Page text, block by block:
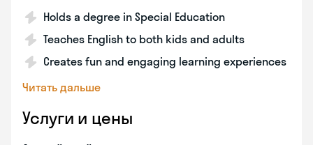
Holds a degree in Special Education
Teaches English to both kids and adults
Creates fun and engaging learning experiences
Читать дальше
Услуги и цены